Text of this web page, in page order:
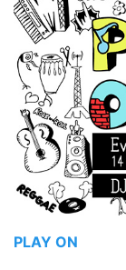
PLAY ON